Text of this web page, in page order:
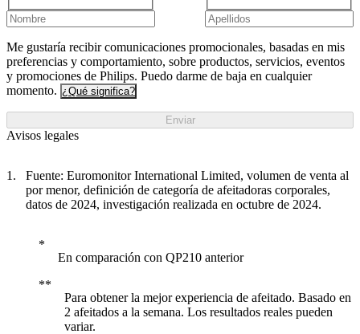
Me gustaría recibir comunicaciones promocionales, basadas en mis
preferencias y comportamiento, sobre productos, servicios, eventos
y promociones de Philips. Puedo darme de baja en cualquier
momento. ¿Qué significa?
Enviar
Avisos legales
Fuente: Euromonitor International Limited, volumen de venta al
por menor, definición de categoría de afeitadoras corporales,
datos de 2024, investigación realizada en octubre de 2024.
En comparación con QP210 anterior
Para obtener la mejor experiencia de afeitado. Basado en
2 afeitados a la semana. Los resultados reales pueden
variar.